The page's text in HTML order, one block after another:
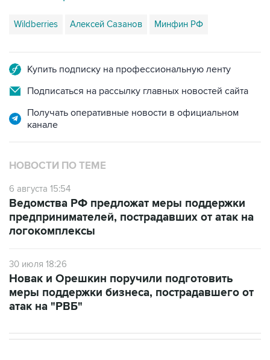
Wildberries Алексей Сазанов Минфин РФ
Купить подписку на профессиональную ленту
Подписаться на рассылку главных новостей сайта
Получать оперативные новости в официальном
канале
НОВОСТИ ПО ТЕМЕ
6 августа 15:54
Ведомства РФ предложат меры поддержки
предпринимателей, пострадавших от атак на
логокомплексы
30 июля 18:26
Новак и Орешкин поручили подготовить
меры поддержки бизнеса, пострадавшего от
атак на "РВБ"